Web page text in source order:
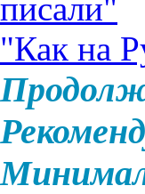
"Как на